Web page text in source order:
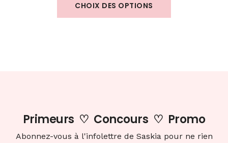
CHOIX DES OPTIONS
Primeurs ♡ Concours ♡ Promo
Abonnez-vous à l'infolettre de Saskia pour ne rien